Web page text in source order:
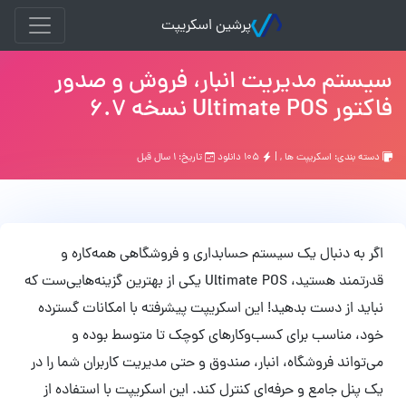
پرشین اسکریپت
سیستم مدیریت انبار، فروش و صدور
فاکتور Ultimate POS نسخه 6.7
دسته بندی: اسکریپت ها, | تاریخ: ۱ سال قبل
اگر به دنبال یک سیستم حسابداری و فروشگاهی همه‌کاره و
قدرتمند هستید، Ultimate POS یکی از بهترین گزینه‌هایی‌ست که
نباید از دست بدهید! این اسکریپت پیشرفته با امکانات گسترده
خود، مناسب برای کسب‌وکارهای کوچک تا متوسط بوده و
می‌تواند فروشگاه، انبار، صندوق و حتی مدیریت کاربران شما را در
یک پنل جامع و حرفه‌ای کنترل کند. این اسکریپت با استفاده از